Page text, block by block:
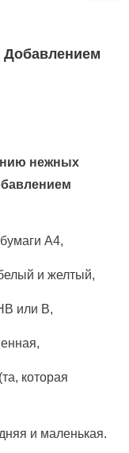
нежных
А4,
и желтый,
В,
маленькая.